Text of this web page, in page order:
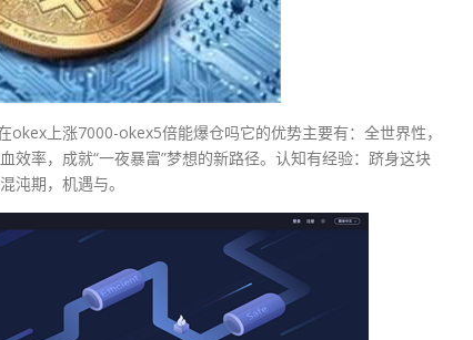
上涨7000-okex5倍能爆仓吗它的优势主要有：全世界性，
率，成就“一夜暴富”梦想的新路径。认知有经验：跻身这块
沌期，机遇与。